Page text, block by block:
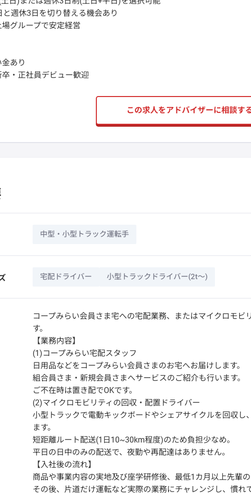
と週休3日を切り替える機会あり
場グループで安定経営
あり
卒・正社員デビュー歓迎
この求人をアドバイザーに相談す
中型・小型トラック運転手
宅配ドライバー 小型トラックドライバー(2t～)
コープみらい会員さま宅への宅配業務、またはマイクロモビ
す。
【業務内容】
(1)コープみらい宅配スタッフ
日用品などをコープみらい会員さまのお宅へお届けします。
組合員さま・新規会員さまへサービスのご紹介も行います。
ご不在時は置き配でOKです。
(2)マイクロモビリティの回収・配置ドライバー
小型トラックで電動キックボードやシェアサイクルを回収
ます。
短距離ルート配送(1日10~30km程度)のため負担少なめ。
平日の日中のみの配送で、夜勤や再配達はありません。
【入社後の流れ】
商品や事業内容の実地及び座学研修後、最低1カ月以上先輩
その後、片道だけ運転など実際の業務にチャレンジし、慣れ